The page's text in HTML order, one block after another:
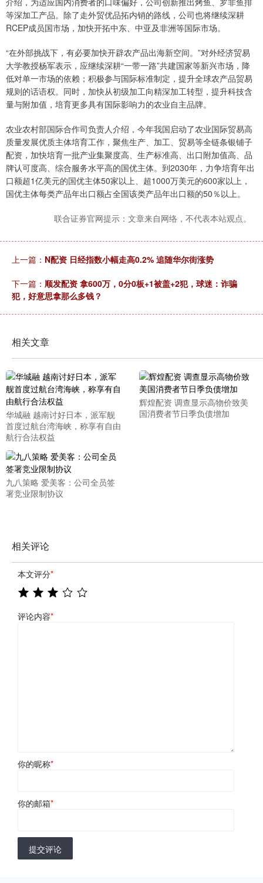
等深加工产品。除了走外贸优品拓内销的路线，公司也将继续深耕
RCEP成员国市场，加快开拓中东、中亚及非洲等国际市场。
“在外部挑战下，有必要加快开辟农产品出海新空间。”对外经济贸易
大学教授杨军表示，应继续深耕“一带一路”共建国家等新兴市场，降
低对单一市场的依赖；积极参与国际标准制定，提升全球农产品贸易
规则的话语权。同时，加快从初级加工向精深加工转型，提升科技含
量与附加值，培育更多具有国际影响力的农业自主品牌。
农业农村部国际合作司负责人介绍，今年我国启动了农业国际贸易高
质量发展优质主体培育工作，聚焦生产、加工、贸易等全链条银铺子
配资，加快培育一批产业集聚度高、生产标准高、出口附加值高、品
牌认可度高、综合服务水平高的国优主体。到2030年，力争培育年出
口额超1亿美元的国优主体50家以上、超1000万美元的600家以上，
国优主体每类产品年出口额占全国该类产品年出口额的50％以上。
联合证券官网提示：文章来自网络，不代表本站观点。
上一篇： N配资 日经指数小幅走高0.2% 追随华尔街涨势
下一篇： 顺发配资 拿600万，0分0板+1被盖+2犯，球迷：诈骗
犯，好意思拿那么多钱？
相关文章
华城融 越南讨好日本，派军舰
首度过航台湾海峡，称享有自由
航行合法权益
辉煌配资 调查显示高物价致美
国消费者节日季负债增加
九八策略 爱美客：公司全员签
署竞业限制协议
相关评论
本文评分*
评论内容*
你的昵称*
你的邮箱*
提交评论